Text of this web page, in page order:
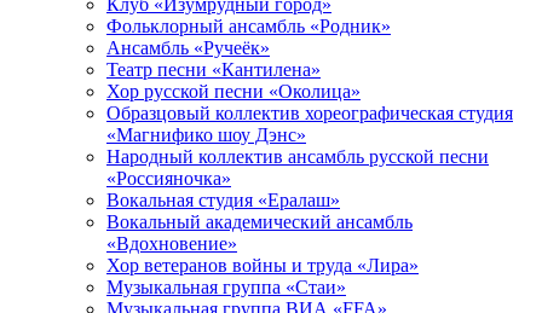
Клуб «Изумрудный город»
Фольклорный ансамбль «Родник»
Ансамбль «Ручеёк»
Театр песни «Кантилена»
Хор русской песни «Околица»
Образцовый коллектив хореографическая студия
«Магнифико шоу Дэнс»
Народный коллектив ансамбль русской песни
«Россияночка»
Вокальная студия «Ералаш»
Вокальный академический ансамбль
«Вдохновение»
Хор ветеранов войны и труда «Лира»
Музыкальная группа «Стаи»
Музыкальная группа ВИА «FFA»